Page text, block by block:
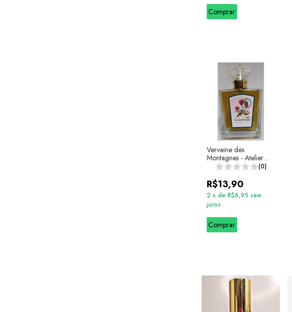
Comprar
Verveine des
Montagnes - Atelier
Segall & Barutti
(0)
R$13,90
2 x de R$6,95 sem
juros
Comprar